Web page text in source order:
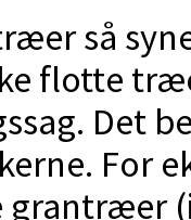
så
flotte
Det
For
grantræer